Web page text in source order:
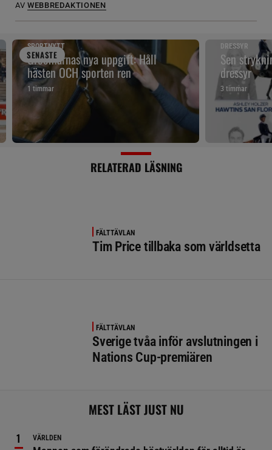
AV WEBBREDAKTIONEN
SENASTE
SPORTNYTT
Groomarnas nya uppgift: Håll
hästen OCH sporten ren
1 timmar
DRESSYR
Sen
dressyr
3 timmar
RELATERAD LÄSNING
FÄLTTÄVLAN
Tim Price tillbaka som världsetta
FÄLTTÄVLAN
Sverige tvåa inför avslutningen i
Nations Cup-premiären
MEST LÄST JUST NU
VÄRLDEN